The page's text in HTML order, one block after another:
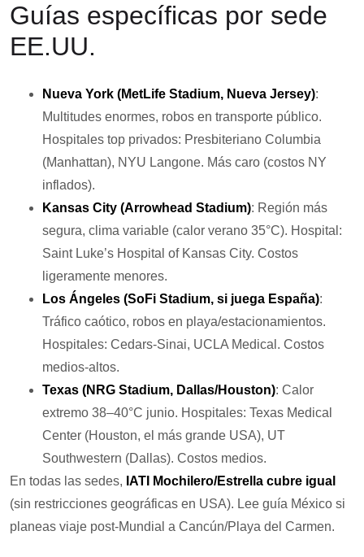
Guías específicas por sede
EE.UU.
Nueva York (MetLife Stadium, Nueva Jersey):
Multitudes enormes, robos en transporte público.
Hospitales top privados: Presbiteriano Columbia
(Manhattan), NYU Langone. Más caro (costos NY
inflados).
Kansas City (Arrowhead Stadium): Región más
segura, clima variable (calor verano 35°C). Hospital:
Saint Luke’s Hospital of Kansas City. Costos
ligeramente menores.
Los Ángeles (SoFi Stadium, si juega España):
Tráfico caótico, robos en playa/estacionamientos.
Hospitales: Cedars-Sinai, UCLA Medical. Costos
medios-altos.
Texas (NRG Stadium, Dallas/Houston): Calor
extremo 38–40°C junio. Hospitales: Texas Medical
Center (Houston, el más grande USA), UT
Southwestern (Dallas). Costos medios.
En todas las sedes, IATI Mochilero/Estrella cubre igual
(sin restricciones geográficas en USA). Lee guía México si
planeas viaje post-Mundial a Cancún/Playa del Carmen.